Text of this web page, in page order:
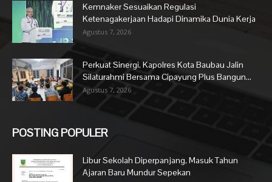
Kemnaker Sesuaikan Regulasi
Ketenagakerjaan Hadapi Dinamika Dunia Kerja
Agustus 7, 2026
Perkuat Sinergi, Kapolres Kota Baubau Jalin
Silaturahmi Bersama Cipayung Plus Bangun...
Agustus 7, 2026
POSTING POPULER
Libur Sekolah Diperpanjang, Masuk Tahun
Ajaran Baru Mundur Sepekan